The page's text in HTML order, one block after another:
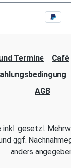
Termine Café
AGB
inkl. gesetzl.
ggf.
anders